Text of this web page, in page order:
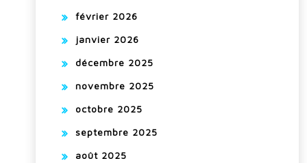
février 2026
janvier 2026
décembre 2025
novembre 2025
octobre 2025
septembre 2025
août 2025